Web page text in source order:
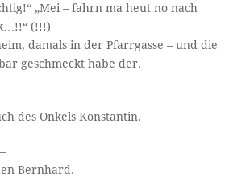
„Mei – fahrn ma heut no nach
(!!!)
damals in der Pfarrgasse – und die
geschmeckt habe der.
des Onkels Konstantin.
Bernhard.